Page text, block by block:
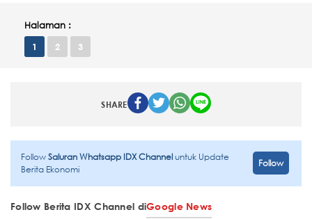
Halaman :
1 2 3
SHARE
FollowSaluran Whatsapp IDX Channeluntuk Update
Berita Ekonomi
Follow
Follow Berita IDX Channel diGoogle News